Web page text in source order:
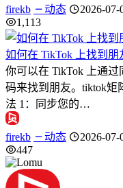
firekb 动态
2026-07-
1,113
如何在 TikTok 上找到朋
你可以在 TikTok 上通
码来找到朋友。tiktok矩
法 1：同步您的…
firekb 动态
2026-07-
447